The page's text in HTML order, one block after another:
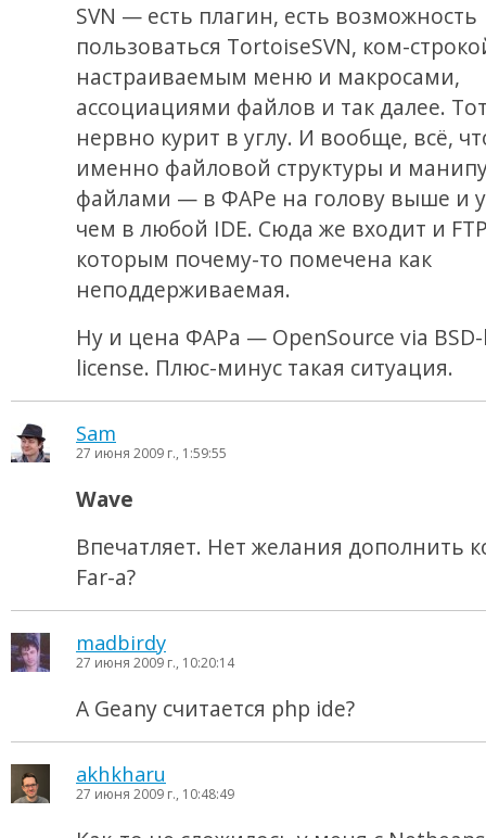
SVN — есть плагин, есть возможность
пользоваться TortoiseSVN, ком-
настраиваемым меню и макросами,
ассоциациями файлов и так далее.
нервно курит в углу. И вообще, всё,
именно файловой структуры и
файлами — в ФАРе на голову выше и
чем в любой IDE. Сюда же входит и
которым почему-то помечена как
неподдерживаемая.
Ну и цена ФАРа — OpenSource via
license. Плюс-минус такая ситуация.
Sam
27 июня 2009 г., 1:59:55
Wave
Впечатляет. Нет желания дополнить
Far-а?
madbirdy
27 июня 2009 г., 10:20:14
А Geany считается php ide?
akhkharu
27 июня 2009 г., 10:48:49